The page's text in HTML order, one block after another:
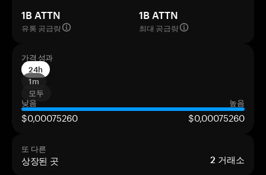
1B ATTN
유통 공급량
1B ATTN
최대 공급량
가격 성과
24h
1m
모두
낮음
높음
$0,00075260 $0,00075260
또 다른
상장된 곳 2 거래소